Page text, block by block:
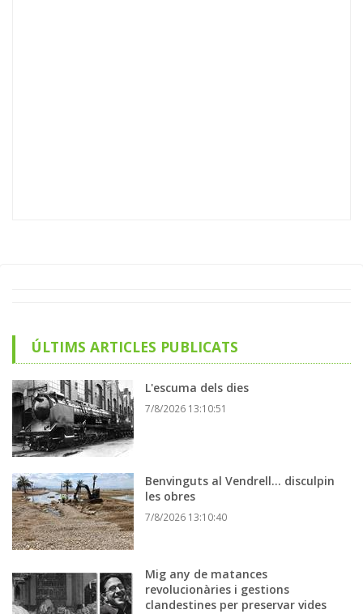
ÚLTIMS ARTICLES PUBLICATS
L'escuma dels dies
7/8/2026 13:10:51
Benvinguts al Vendrell... disculpin
les obres
7/8/2026 13:10:40
Mig any de matances
revolucionàries i gestions
clandestines per preservar vides